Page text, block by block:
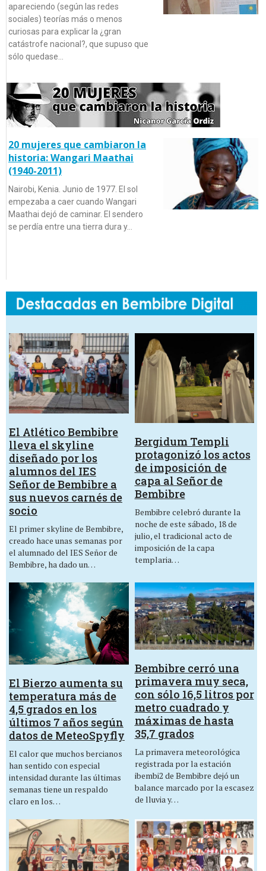
apareciendo (según las redes
sociales) teorías más o menos
curiosas para explicar la ¿gran
catástrofe nacional?, que supuso que
sólo quedase…
20 mujeres que cambiaron la
historia: Wangari Maathai
(1940-2011)
Nairobi, Kenia. Junio de 1977. El sol
empezaba a caer cuando Wangari
Maathai dejó de caminar. El sendero
se perdía entre una tierra dura y…
El Atlético Bembibre
lleva el skyline
diseñado por los
alumnos del IES
Señor de Bembibre a
sus nuevos carnés de
socio
El primer skyline de Bembibre,
creado hace unas semanas por
el alumnado del IES Señor de
Bembibre, ha dado un…
Bergidum Templi
protagonizó los actos
de imposición de
capa al Señor de
Bembibre
Bembibre celebró durante la
noche de este sábado, 18 de
julio, el tradicional acto de
imposición de la capa
templaria…
El Bierzo aumenta su
temperatura más de
4,5 grados en los
últimos 7 años según
datos de MeteoSpyfly
El calor que muchos bercianos
han sentido con especial
intensidad durante las últimas
semanas tiene un respaldo
claro en los…
Bembibre cerró una
primavera muy seca,
con sólo 16,5 litros por
metro cuadrado y
máximas de hasta
35,7 grados
La primavera meteorológica
registrada por la estación
ibembi2 de Bembibre dejó un
balance marcado por la escasez
de lluvia y…